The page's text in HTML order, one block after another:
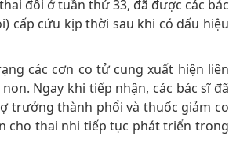
đôi ở tuần thứ 33, đã được các bác
cấp cứu kịp thời sau khi có dấu hiệu
các cơn co tử cung xuất hiện liên
Ngay khi tiếp nhận, các bác sĩ đã
trưởng thành phổi và thuốc giảm co
cho thai nhi tiếp tục phát triển trong